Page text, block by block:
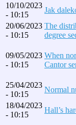
10/10/2023
- 10:15
Jak
20/06/2023
- 10:15
The
degree
09/05/2023
- 10:15
When
Cantor
25/04/2023
- 10:15
Normal
18/04/2023
- 10:15
Hall’s